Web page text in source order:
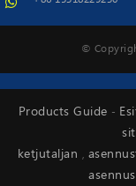
©
Products Guide -
ketjutaljan ,